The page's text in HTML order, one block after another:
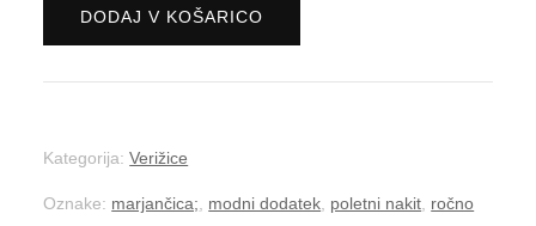
rumena
verižica
DODAJ V KOŠARICO
Kategorija:Verižice
Oznake: marjančica;, modni dodatek, poletni nakit, ročno